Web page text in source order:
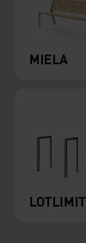
MIELA
LOTLIMIT